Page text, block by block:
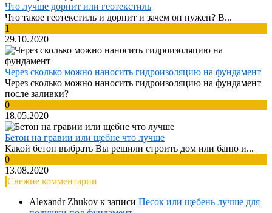
Что лучше дорнит или геотекстиль
Что такое геотекстиль и дорнит и зачем он нужен? В...
1
29.10.2020
Через сколько можно наносить гидроизоляцию на фундамент
Через сколько можно наносить гидроизоляцию на фундамент
после заливки?
0
18.05.2020
Бетон на гравии или щебне что лучше
Какой бетон выбрать Вы решили строить дом или баню и...
0
13.08.2020
Свежие комментарии
Alexandr Zhukov к записи Песок или щебень лучше для